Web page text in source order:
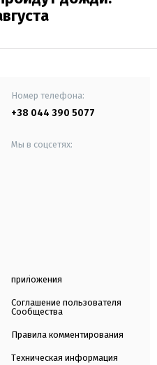
Номер телефона:
+38 044 390 5077
Мы в соцсетях:
приложения
Соглашение пользователя
Сообщества
Правила комментирования
Техническая информация